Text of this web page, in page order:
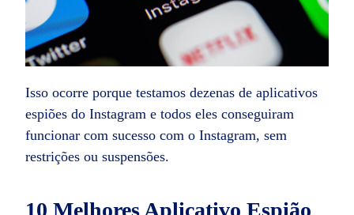
Isso ocorre porque testamos dezenas de aplicativos
espiões do Instagram e todos eles conseguiram
funcionar com sucesso com o Instagram, sem
restrições ou suspensões.
10 Melhores Aplicativo Espião